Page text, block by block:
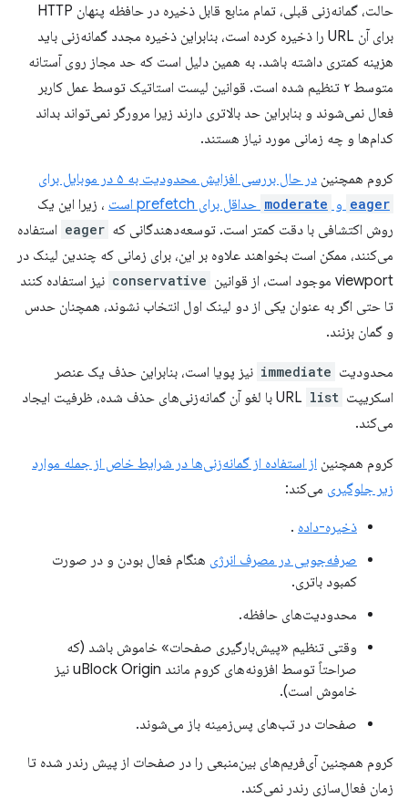
حالت، گمانه‌زنی قبلی، تمام منابع قابل ذخیره در حافظه پنهان HTTP
برای آن URL را ذخیره کرده است، بنابراین ذخیره مجدد گمانه‌زنی باید
هزینه کمتری داشته باشد. به همین دلیل است که حد مجاز روی آستانه
متوسط ​​۲ تنظیم شده است. قوانین لیست استاتیک توسط عمل کاربر
فعال نمی‌شوند و بنابراین حد بالاتری دارند زیرا مرورگر نمی‌تواند بداند
کدام‌ها و چه زمانی مورد نیاز هستند.
کروم همچنین در حال بررسی افزایش محدودیت به ۵ در موبایل برای
eager و moderate حداقل برای prefetch است
، زیرا این یک
روش اکتشافی با دقت کمتر است. توسعه‌دهندگانی که eager استفاده
می‌کنند، ممکن است بخواهند علاوه بر این، برای زمانی که چندین لینک در
viewport موجود است، از قوانین
conservative نیز استفاده کنند
تا حتی اگر به عنوان یکی از دو لینک اول انتخاب نشوند، همچنان حدس
و گمان بزنند.
محدودیت immediate نیز پویا است، بنابراین حذف یک عنصر
اسکریپت URL list
با لغو آن گمانه‌زنی‌های حذف شده، ظرفیت ایجاد
می‌کند.
کروم همچنین از استفاده از گمانه‌زنی‌ها در شرایط خاص از جمله موارد
زیر جلوگیری می‌کند:
ذخیره-داده .
صرفه‌جویی در مصرف انرژی هنگام فعال بودن و در صورت
کمبود باتری.
محدودیت‌های حافظه.
وقتی تنظیم «پیش‌بارگیری صفحات» خاموش باشد (که
صراحتاً توسط افزونه‌های کروم مانند uBlock Origin نیز
خاموش است).
صفحات در تب‌های پس‌زمینه باز می‌شوند.
کروم همچنین آی‌فریم‌های بین‌منبعی را در صفحات از پیش رندر شده تا
زمان فعال‌سازی رندر نمی‌کند.